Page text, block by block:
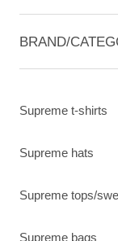
BRAND/
Supreme t-shirts
Supreme hats
Supreme tops/
Supreme bags